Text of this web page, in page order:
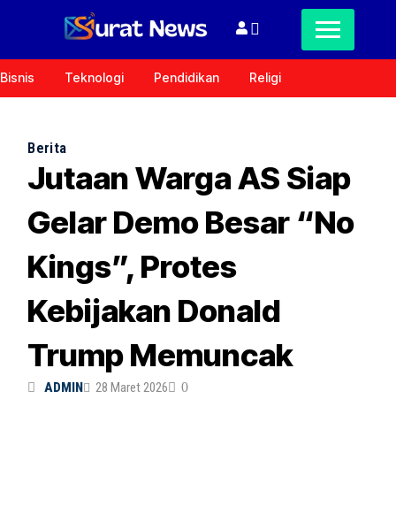
Bisnis Teknologi Pendidikan Religi
Berita
Jutaan Warga AS Siap
Gelar Demo Besar “No
Kings”, Protes
Kebijakan Donald
Trump Memuncak
ADMIN 28 Maret 2026 0